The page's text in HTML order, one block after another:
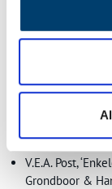
In de stenentuin
brokken
Bronnen
G. Bout,
oor & Hamer
V.E.A. Post,
Grondboor &